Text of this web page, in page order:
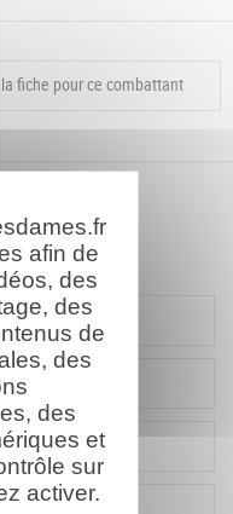
fiche pour ce combattant
virtuel
afin de
des
des
de
des
des
et
sur
activer.